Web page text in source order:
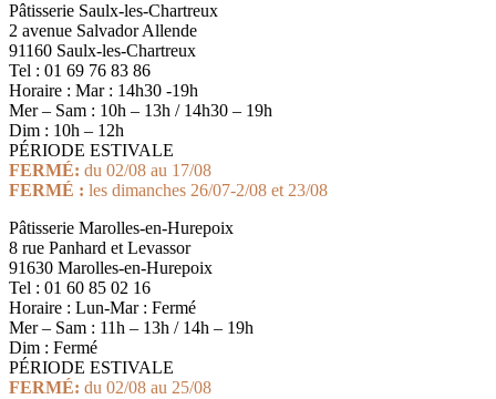
Pâtisserie Saulx-les-Chartreux
2 avenue Salvador Allende
91160 Saulx-les-Chartreux
Tel : 01 69 76 83 86
Horaire : Mar : 14h30 -19h
Mer – Sam : 10h – 13h / 14h30 – 19h
Dim : 10h – 12h
PÉRIODE ESTIVALE
FERMÉ: du 02/08 au 17/08
FERMÉ : les dimanches 26/07-2/08 et 23/08
Pâtisserie Marolles-en-Hurepoix
8 rue Panhard et Levassor
91630 Marolles-en-Hurepoix
Tel : 01 60 85 02 16
Horaire : Lun-Mar : Fermé
Mer – Sam : 11h – 13h / 14h – 19h
Dim : Fermé
PÉRIODE ESTIVALE
FERMÉ: du 02/08 au 25/08